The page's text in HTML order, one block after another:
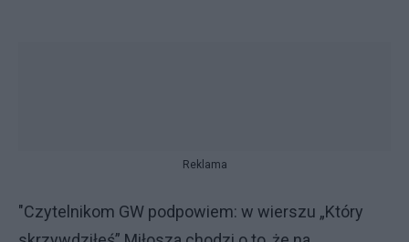
Reklama
"Czytelnikom GW podpowiem: w wierszu „Który